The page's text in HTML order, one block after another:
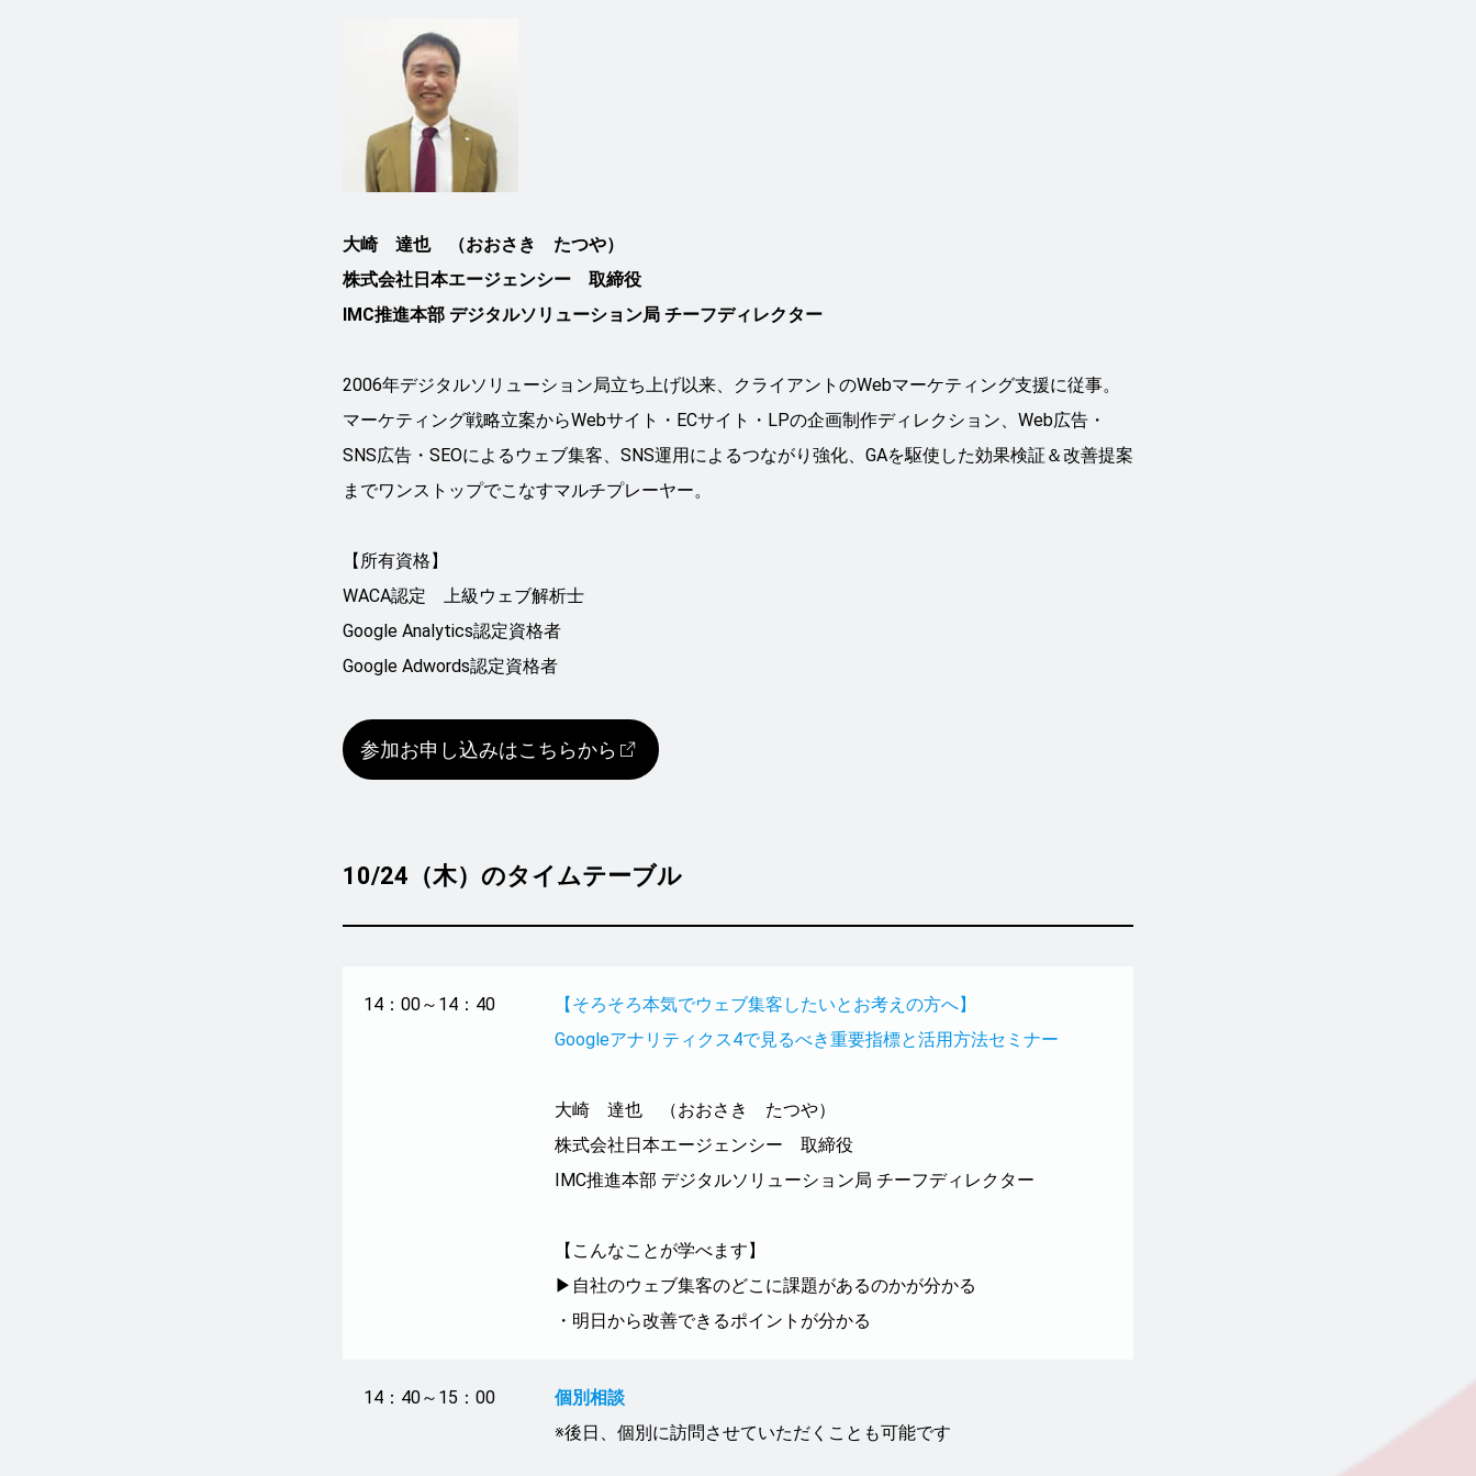
大崎 達也 （おおさき たつや）
株式会社日本エージェンシー 取締役
IMC推進本部 デジタルソリューション局 チーフディレクター
2006年デジタルソリューション局立ち上げ以来、クライアントのWebマーケティング支援に従事。
マーケティング戦略立案からWebサイト・ECサイト・LPの企画制作ディレクション、Web広告・
SNS広告・SEOによるウェブ集客、SNS運用によるつながり強化、GAを駆使した効果検証＆改善提案
までワンストップでこなすマルチプレーヤー。
【所有資格】
WACA認定 上級ウェブ解析士
Google Analytics認定資格者
Google Adwords認定資格者
参加お申し込みはこちらから
10/24（木）のタイムテーブル
14：00～14：40
【そろそろ本気でウェブ集客したいとお考えの方へ】
Googleアナリティクス4で見るべき重要指標と活用方法セミナー
大崎 達也 （おおさき たつや）
株式会社日本エージェンシー 取締役
IMC推進本部 デジタルソリューション局 チーフディレクター
【こんなことが学べます】
▶自社のウェブ集客のどこに課題があるのかが分かる
・明日から改善できるポイントが分かる
14：40～15：00
個別相談
※後日、個別に訪問させていただくことも可能です